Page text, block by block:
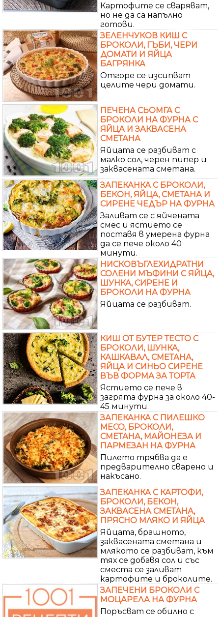
Картофите се сваряват,
но не да са напълно
готови.
ЗЕЛЕНЧУКОВ КИШ С
БРОКОЛИ, ГЪБИ, ЧЕРИ
ДОМАТИ И ЯЙЦА
БАГРЯНКА
Отгоре се изсипват
целите чери домати.
ПЕЧЕНА СЬОМГА С
БРОКОЛИ НА ФУРНА С
ЯЙЦА И ЗАКВАСЕНА
СМЕТАНА
Яйцата се разбиват с
малко сол, черен пипер и
заквасената сметана.
ЗАПЕКАНКА С БРОКОЛИ,
БЕКОН, ЯЙЦА, СМЕТАНА И
СИРЕНЕ ЧЕДЪР НА ФУРНА
Заливат се с яйчената
смес и ястието се
поставя в умерена фурна
да се пече около 40
минути.
НИСКОВЪГЛЕХИДРАТНИ
СОЛЕНИ МЪФИНИ С ЯЙЦА,
ШУНКА, СИРЕНЕ И
БРОКОЛИ НА ФУРНА
Яйцата се разбиват.
КИШ ОТ БУТЕР ТЕСТО С
БРОКОЛИ, ШУНКА,
КАШКАВАЛ, СМЕТАНА,
ЯЙЦА И СИНЬО СИРЕНЕ
ВЪВ ФОРМА ЗА ТОРТА
Ястието се пече в
загрята фурна за около 40-
45 минути.
ЗАПЕКАНКА С ПИЛЕШКО
МЕСО, БРОКОЛИ,
СМЕТАНА, МАЙОНЕЗА И
ПАРМЕЗАН НА ФУРНА
Пилето трябва да е
предварително сварено и
накъсано.
ЗАПЕКАНКА С КАРТОФИ,
БРОКОЛИ, БЕКОН,
ЗАКВАСЕНА СМЕТАНА,
ПРЯСНО МЛЯКО И ЯЙЦА
Яйцата, брашното,
заквасената сметана и
млякото се разбиват, към
тях се добавя сол и със
сместа се заливат
картофите и броколите.
ЗАПЕЧЕНИ БРОКОЛИ С
МОЦАРЕЛА НА ФУРНА
Поръсват се обилно с